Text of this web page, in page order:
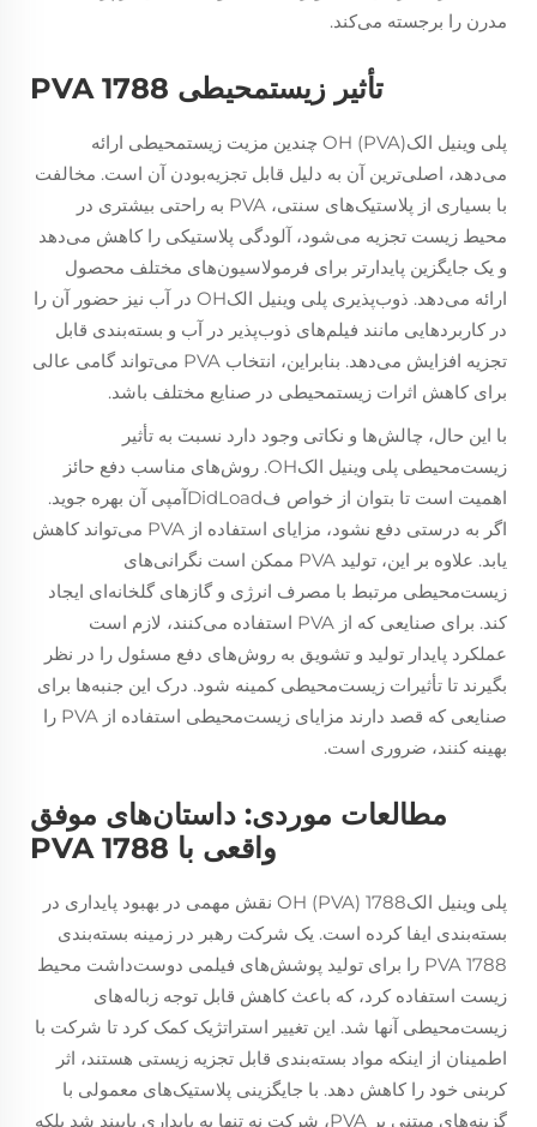
مدرن را برجسته می‌کند.
تأثیر زیستمحیطی PVA 1788
پلی وینیل الکOH (PVA) چندین مزیت زیستمحیطی ارائه
می‌دهد، اصلی‌ترین آن به دلیل قابل تجزیه‌بودن آن است. مخالفت
با بسیاری از پلاستیک‌های سنتی، PVA به راحتی بیشتری در
محیط زیست تجزیه می‌شود، آلودگی پلاستیکی را کاهش می‌دهد
و یک جایگزین پایدارتر برای فرمولاسیون‌های مختلف محصول
ارائه می‌دهد. ذوب‌پذیری پلی وینیل الکOH در آب نیز حضور آن را
در کاربردهایی مانند فیلم‌های ذوب‌پذیر در آب و بسته‌بندی قابل
تجزیه افزایش می‌دهد. بنابراین، انتخاب PVA می‌تواند گامی عالی
برای کاهش اثرات زیستمحیطی در صنایع مختلف باشد.
با این حال، چالش‌ها و نکاتی وجود دارد نسبت به تأثیر
زیست‌محیطی پلی وینیل الکOH. روش‌های مناسب دفع حائز
اهمیت است تا بتوان از خواص فDidLoadآمپی آن بهره جوید.
اگر به درستی دفع نشود، مزایای استفاده از PVA می‌تواند کاهش
یابد. علاوه بر این، تولید PVA ممکن است نگرانی‌های
زیست‌محیطی مرتبط با مصرف انرژی و گازهای گلخانه‌ای ایجاد
کند. برای صنایعی که از PVA استفاده می‌کنند، لازم است
عملکرد پایدار تولید و تشویق به روش‌های دفع مسئول را در نظر
بگیرند تا تأثیرات زیست‌محیطی کمینه شود. درک این جنبه‌ها برای
صنایعی که قصد دارند مزایای زیست‌محیطی استفاده از PVA را
بهینه کنند، ضروری است.
مطالعات موردی: داستان‌های موفق
واقعی با PVA 1788
پلی وینیل الکOH (PVA) 1788 نقش مهمی در بهبود پایداری در
بسته‌بندی ایفا کرده است. یک شرکت رهبر در زمینه بسته‌بندی
PVA 1788 را برای تولید پوشش‌های فیلمی دوست‌داشت محیط
زیست استفاده کرد، که باعث کاهش قابل توجه زباله‌های
زیست‌محیطی آنها شد. این تغییر استراتژیک کمک کرد تا شرکت با
اطمینان از اینکه مواد بسته‌بندی قابل تجزیه زیستی هستند، اثر
کربنی خود را کاهش دهد. با جایگزینی پلاستیک‌های معمولی با
گزینه‌های مبتنی بر PVA، شرکت نه تنها به پایداری پایبند شد بلکه